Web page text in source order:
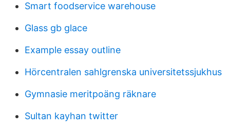
Smart foodservice warehouse
Glass gb glace
Example essay outline
Hörcentralen sahlgrenska universitetssjukhus
Gymnasie meritpoäng räknare
Sultan kayhan twitter